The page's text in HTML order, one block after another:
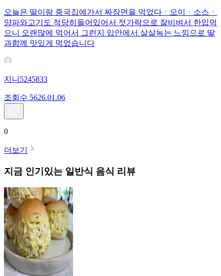
오늘은 딸이랑 중국집에가서 짜장면을 먹었다ㆍ오이ㆍ소스ㆍ
양파와고기도 적당히들어있어서 젓가락으로 잘비벼서 한입먹
으니 오랜많에 먹어서 그런지 입안에서 살살녹는 느낌으로 딸
과함께 맛있게 먹었습니다
지니5245833
조회수 5626.01.06
0
더보기
지금 인기있는 일반식 음식 리뷰